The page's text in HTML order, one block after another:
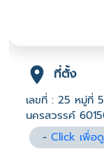
ที่ตั้ง
เลขที่ : 25 หมู่ที่
นครสวรรค์
-Click เพื่อ